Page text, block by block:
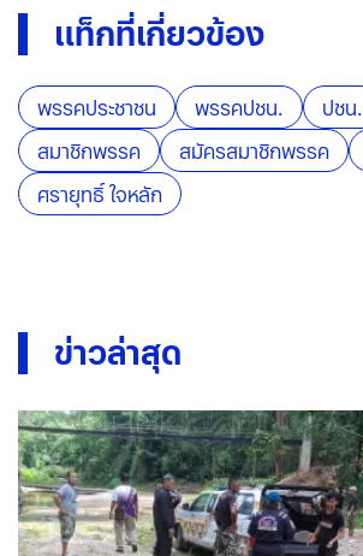
แท็กที่เกี่ยวข้อง
พรรคประชาชน พรรคปชน.
ปชน.
สมาชิกพรรค
สมัครสมาชิกพรรค
ศรายุทธิ์ ใจหลัก
ข่าวล่าสุด